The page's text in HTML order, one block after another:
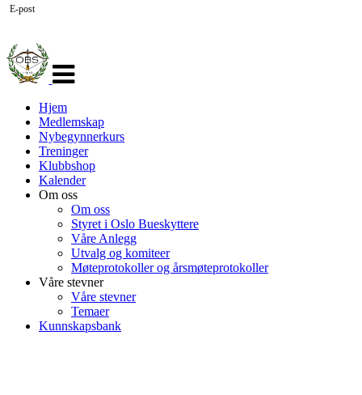
navigasjon
Hjem
Medlemskap
Nybegynnerkurs
Treninger
Klubbshop
Kalender
Om oss
Om oss
Styret i Oslo Bueskyttere
Våre Anlegg
Utvalg og komiteer
Møteprotokoller og årsmøteprotokoller
Våre stevner
Våre stevner
Temaer
Kunnskapsbank
E-post